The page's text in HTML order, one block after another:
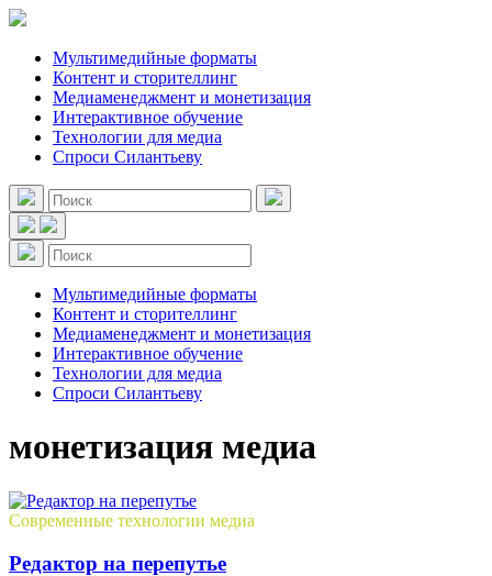
Мультимедийные форматы
Контент и сторителлинг
Медиаменеджмент и монетизация
Интерактивное обучение
Технологии для медиа
Спроси Силантьеву
Мультимедийные форматы
Контент и сторителлинг
Медиаменеджмент и монетизация
Интерактивное обучение
Технологии для медиа
Спроси Силантьеву
монетизация медиа
Современные технологии медиа
Редактор на перепутье